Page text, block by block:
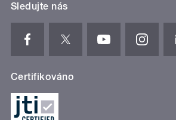
Sledujte nás
Certifikováno